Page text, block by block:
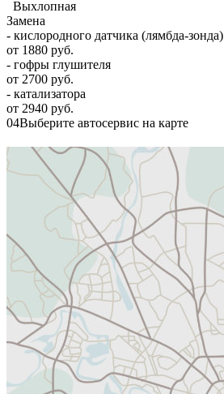
Выхлопная
Замена
- кислородного датчика (лямбда-зонда)
от 1880 руб.
- гофры глушителя
от 2700 руб.
- катализатора
от 2940 руб.
04Выберите автосервис на карте